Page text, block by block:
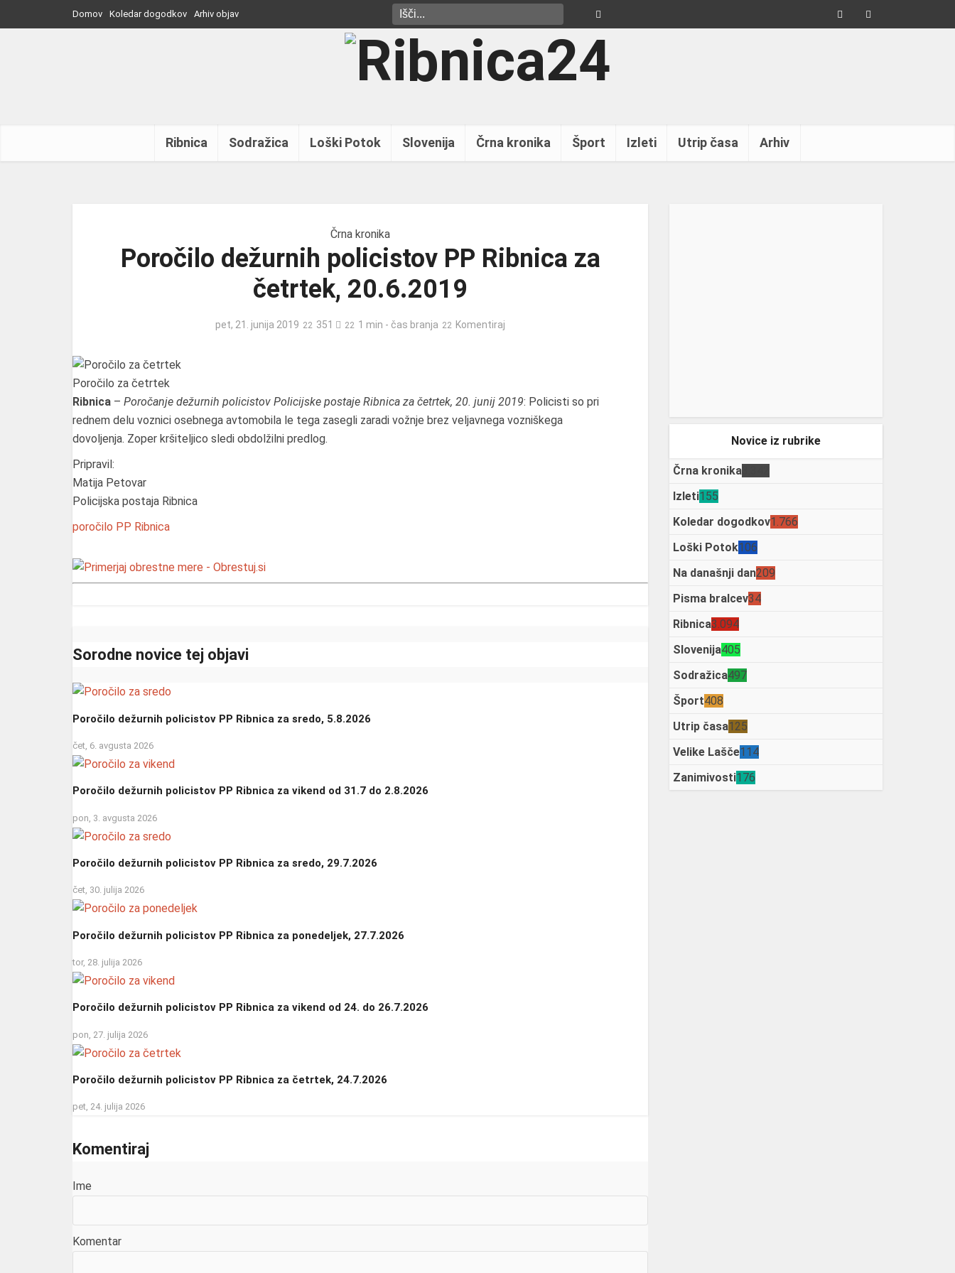
Domov Koledar dogodkov Arhiv objav
Ribnica Sodražica Loški Potok Slovenija Črna kronika Šport Izleti Utrip časa Arhiv
Črna kronika
Poročilo dežurnih policistov PP Ribnica za
četrtek, 20.6.2019
pet, 21. junija 2019 351 1 min - čas branja Komentiraj
Poročilo za četrtek
Ribnica – Poročanje dežurnih policistov Policijske postaje Ribnica za četrtek, 20. junij 2019: Policisti so pri
rednem delu voznici osebnega avtomobila le tega zasegli zaradi vožnje brez veljavnega vozniškega
dovoljenja. Zoper kršiteljico sledi obdolžilni predlog.
Pripravil:
Matija Petovar
Policijska postaja Ribnica
poročilo PP Ribnica
Sorodne novice tej objavi
Poročilo dežurnih policistov PP Ribnica za sredo, 5.8.2026
čet, 6. avgusta 2026
Poročilo dežurnih policistov PP Ribnica za vikend od 31.7 do 2.8.2026
pon, 3. avgusta 2026
Poročilo dežurnih policistov PP Ribnica za sredo, 29.7.2026
čet, 30. julija 2026
Poročilo dežurnih policistov PP Ribnica za ponedeljek, 27.7.2026
tor, 28. julija 2026
Poročilo dežurnih policistov PP Ribnica za vikend od 24. do 26.7.2026
pon, 27. julija 2026
Poročilo dežurnih policistov PP Ribnica za četrtek, 24.7.2026
pet, 24. julija 2026
Komentiraj
Ime
Komentar
Novice iz rubrike
Črna kronika
Izleti155
Koledar dogodkov1.766
Loški Potok106
Na današnji dan209
Pisma bralcev34
Ribnica3.094
Slovenija405
Sodražica497
Šport408
Utrip časa125
Velike Lašče114
Zanimivosti176